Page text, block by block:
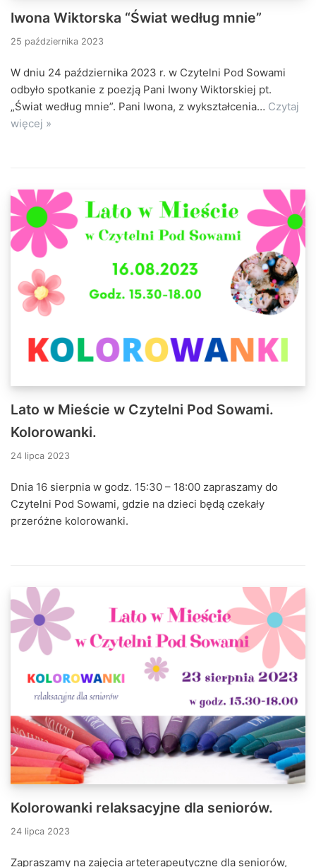
Iwona Wiktorska “Świat według mnie”
25 października 2023
W dniu 24 października 2023 r. w Czytelni Pod Sowami
odbyło spotkanie z poezją Pani Iwony Wiktorskiej pt.
„Świat według mnie”. Pani Iwona, z wykształcenia… Czytaj
więcej »
Lato w Mieście w Czytelni Pod Sowami.
Kolorowanki.
24 lipca 2023
Dnia 16 sierpnia w godz. 15:30 – 18:00 zapraszamy do
Czytelni Pod Sowami, gdzie na dzieci będą czekały
przeróżne kolorowanki.
Kolorowanki relaksacyjne dla seniorów.
24 lipca 2023
Zapraszamy na zajęcia arteterapeutyczne dla seniorów,